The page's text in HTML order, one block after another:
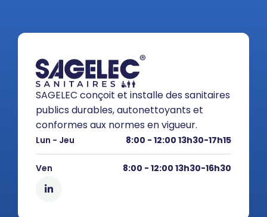
SAGELEC conçoit et installe des sanitaires
publics durables, autonettoyants et
conformes aux normes en vigueur.
Lun - Jeu 8:00 - 12:00 13h30-17h15
Ven 8:00 - 12:00 13h30-16h30